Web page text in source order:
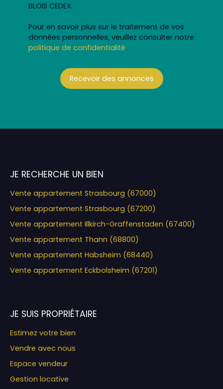
BLOIS CEDEX.
Pour en savoir plus sur le traitement de vos
données personnelles, veuillez consulter notre
politique de confidentialité.
Recevoir des annonces
JE RECHERCHE UN BIEN
Vente appartement Strasbourg (67000)
Vente appartement Strasbourg (67200)
Vente appartement Illkirch-Graffenstaden (67400)
Vente appartement Thann (68800)
Vente appartement Habsheim (68440)
Vente appartement Eckbolsheim (67201)
JE SUIS PROPRIÉTAIRE
Estimez votre bien
Vendre avec nous
Espace vendeur
Gestion locative